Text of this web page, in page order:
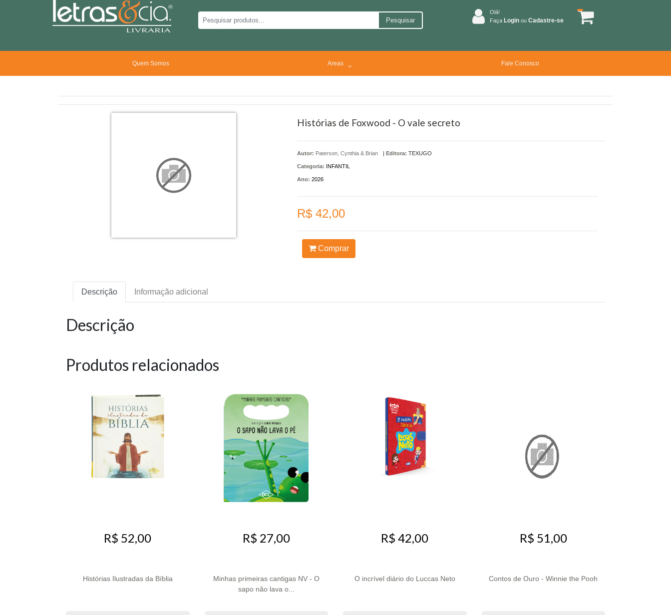
Pesquisar
Olá!
Faça Login ou Cadastre-se
Quem Somos Areas Fale Conosco
Histórias de Foxwood - O vale secreto
Autor: Paterson, Cynthia & Brian | Editora: TEXUGO
Categoria: INFANTIL
Ano: 2026
R$ 42,00
Comprar
Descrição Informação adicional
Descrição
Produtos relacionados
R$ 52,00
Histórias Ilustradas da Bíblia
R$ 27,00
Minhas primeiras cantigas NV - O
sapo não lava o...
R$ 42,00
O incrível diário do Luccas Neto
R$ 51,00
Contos de Ouro - Winnie the Pooh